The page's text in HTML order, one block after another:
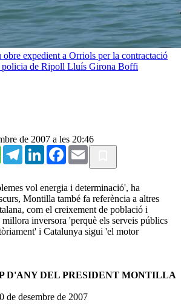
expedient a Orriols per la contractació
de Ripoll Lluís Girona Boffi
de 2007 a les 20:46
WhatsAppTelegramLinkedInFacebook
Email
vol energia i determinació', ha
Montilla també fa referència a altres
com el creixement de població i
inversora 'perquè els serveis públics
i Catalunya sigui 'el motor
D'ANY DEL PRESIDENT MONTILLA
de desembre de 2007